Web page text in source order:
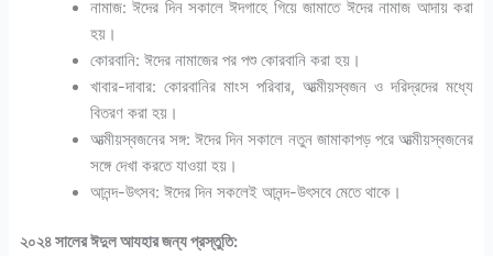
নামাজ: ঈদের দিন সকালে ঈদগাহে গিয়ে জামাতে ঈদের নামাজ আদায় করা
হয়।
কোরবানি: ঈদের নামাজের পর পশু কোরবানি করা হয়।
খাবার-দাবার: কোরবানির মাংস পরিবার, আত্মীয়স্বজন ও দরিদ্রদের মধ্যে
বিতরণ করা হয়।
আত্মীয়স্বজনের সঙ্গ: ঈদের দিন সকালে নতুন জামাকাপড় পরে আত্মীয়স্বজনের
সঙ্গে দেখা করতে যাওয়া হয়।
আনন্দ-উৎসব: ঈদের দিন সকলেই আনন্দ-উৎসবে মেতে থাকে।
২০২৪ সালের ঈদুল আযহার জন্য প্রস্তুতি: